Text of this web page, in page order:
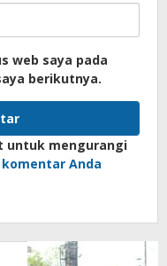
web saya pada
berikutnya.
untuk mengurangi
Anda